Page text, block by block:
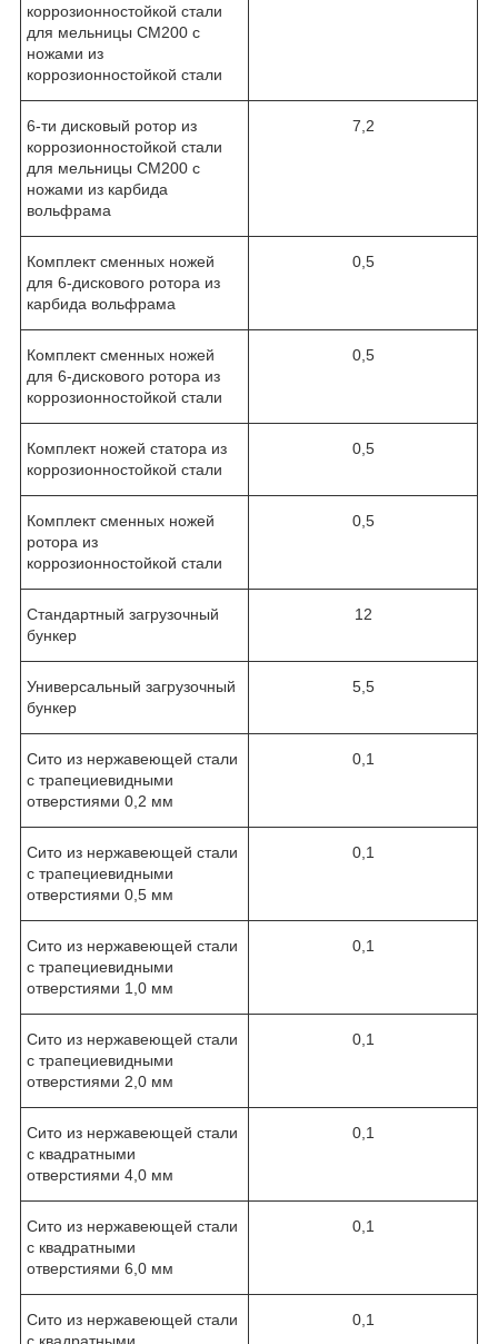
коррозионностойкой стали
для мельницы CM200 с
ножами из
коррозионностойкой стали
6-ти дисковый ротор из
коррозионностойкой стали
для мельницы CM200 с
ножами из карбида
вольфрама
7,2
Комплект сменных ножей
для 6-дискового ротора из
карбида вольфрама
0,5
Комплект сменных ножей
для 6-дискового ротора из
коррозионностойкой стали
0,5
Комплект ножей статора из
коррозионностойкой стали
0,5
Комплект сменных ножей
ротора из
коррозионностойкой стали
0,5
Стандартный загрузочный
бункер
12
Универсальный загрузочный
бункер
5,5
Сито из нержавеющей стали
с трапециевидными
отверстиями 0,2 мм
0,1
Сито из нержавеющей стали
с трапециевидными
отверстиями 0,5 мм
0,1
Сито из нержавеющей стали
с трапециевидными
отверстиями 1,0 мм
0,1
Сито из нержавеющей стали
с трапециевидными
отверстиями 2,0 мм
0,1
Сито из нержавеющей стали
с квадратными
отверстиями 4,0 мм
0,1
Сито из нержавеющей стали
с квадратными
отверстиями 6,0 мм
0,1
Сито из нержавеющей стали
с квадратными
0,1